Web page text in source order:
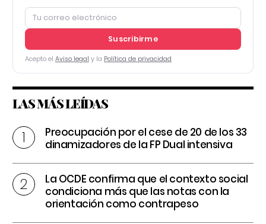
Suscribirme
Acepto el Aviso legal y la Política de privacidad
LAS MÁS LEÍDAS
Preocupación por el cese de 20 de los 33
dinamizadores de la FP Dual intensiva
La OCDE confirma que el contexto social
condiciona más que las notas con la
orientación como contrapeso